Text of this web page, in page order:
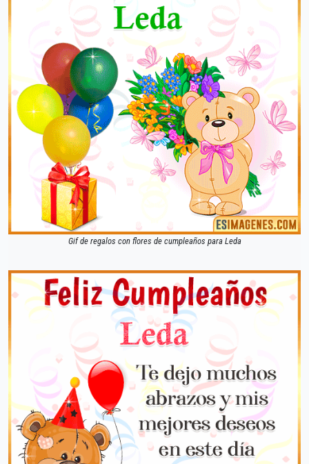
Gif de regalos con flores de cumpleaños para Leda